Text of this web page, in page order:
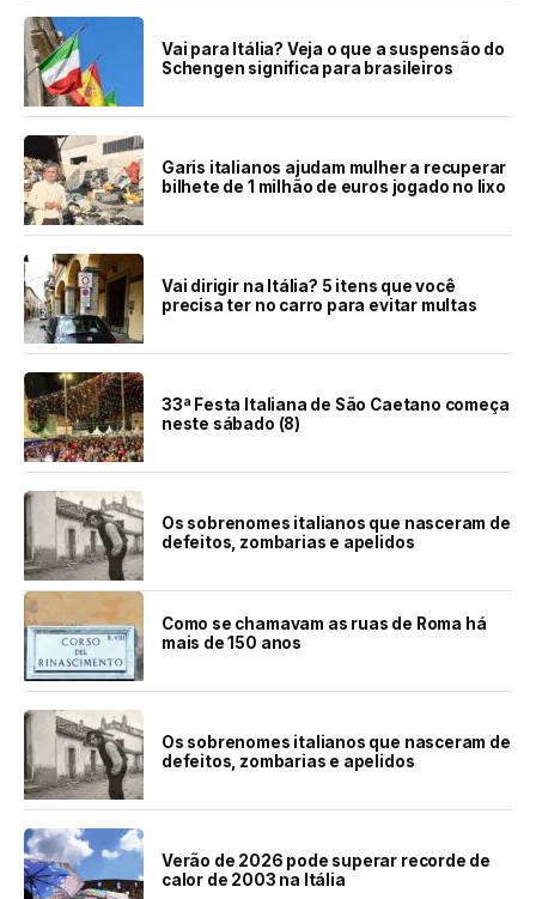
Vai para Itália? Veja o que a suspensão do
Schengen significa para brasileiros
Garis italianos ajudam mulher a recuperar
bilhete de 1 milhão de euros jogado no lixo
Vai dirigir na Itália? 5 itens que você
precisa ter no carro para evitar multas
33ª Festa Italiana de São Caetano começa
neste sábado (8)
Os sobrenomes italianos que nasceram de
defeitos, zombarias e apelidos
Como se chamavam as ruas de Roma há
mais de 150 anos
Os sobrenomes italianos que nasceram de
defeitos, zombarias e apelidos
Verão de 2026 pode superar recorde de
calor de 2003 na Itália